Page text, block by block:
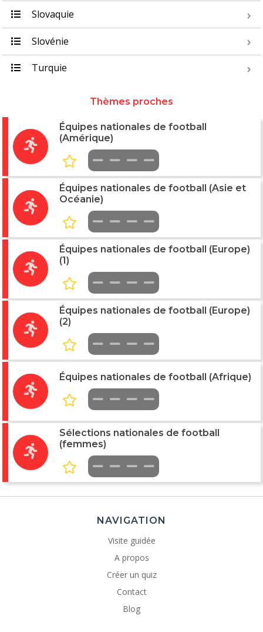
Slovaquie
Slovénie
Turquie
Thèmes proches
Équipes nationales de football
(Amérique)
Équipes nationales de football (Asie et
Océanie)
Équipes nationales de football (Europe)
(1)
Équipes nationales de football (Europe)
(2)
Équipes nationales de football (Afrique)
Sélections nationales de football
(femmes)
NAVIGATION
Visite guidée
A propos
Créer un quiz
Contact
Blog